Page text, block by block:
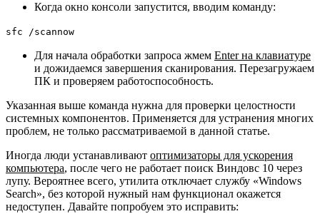
Когда окно консоли запустится, вводим команду:
sfc /scannow
Для начала обработки запроса жмем Enter на клавиатуре
и дожидаемся завершения сканирования. Перезагружаем
ПК и проверяем работоспособность.
Указанная выше команда нужна для проверки целостности
системных компонентов. Применяется для устранения многих
проблем, не только рассматриваемой в данной статье.
Иногда люди устанавливают оптимизаторы для ускорения
компьютера, после чего не работает поиск Виндовс 10 через
лупу. Вероятнее всего, утилита отключает службу «Windows
Search», без которой нужный нам функционал окажется
недоступен. Давайте попробуем это исправить: